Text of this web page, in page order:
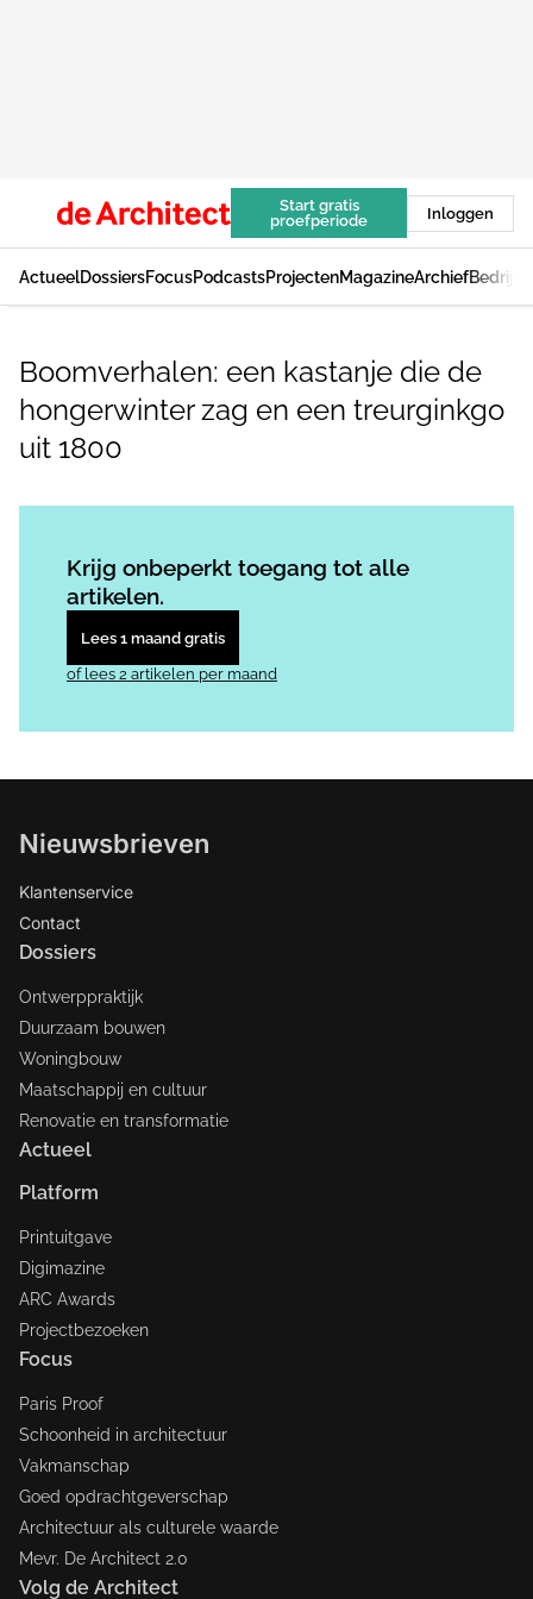
Start gratis
proefperiode
Inloggen
ActueelDossiersFocusPodcastsProjectenMagazineArchief
Boomverhalen: een kastanje die de
hongerwinter zag en een treurginkgo
uit 1800
Krijg onbeperkt toegang tot alle
artikelen.
Lees 1 maand gratis
of lees 2 artikelen per maand
Nieuwsbrieven
Klantenservice
Contact
Dossiers
Ontwerppraktijk
Duurzaam bouwen
Woningbouw
Maatschappij en cultuur
Renovatie en transformatie
Actueel
Platform
Printuitgave
Digimazine
ARC Awards
Projectbezoeken
Focus
Paris Proof
Schoonheid in architectuur
Vakmanschap
Goed opdrachtgeverschap
Architectuur als culturele waarde
Mevr. De Architect 2.0
Volg de Architect